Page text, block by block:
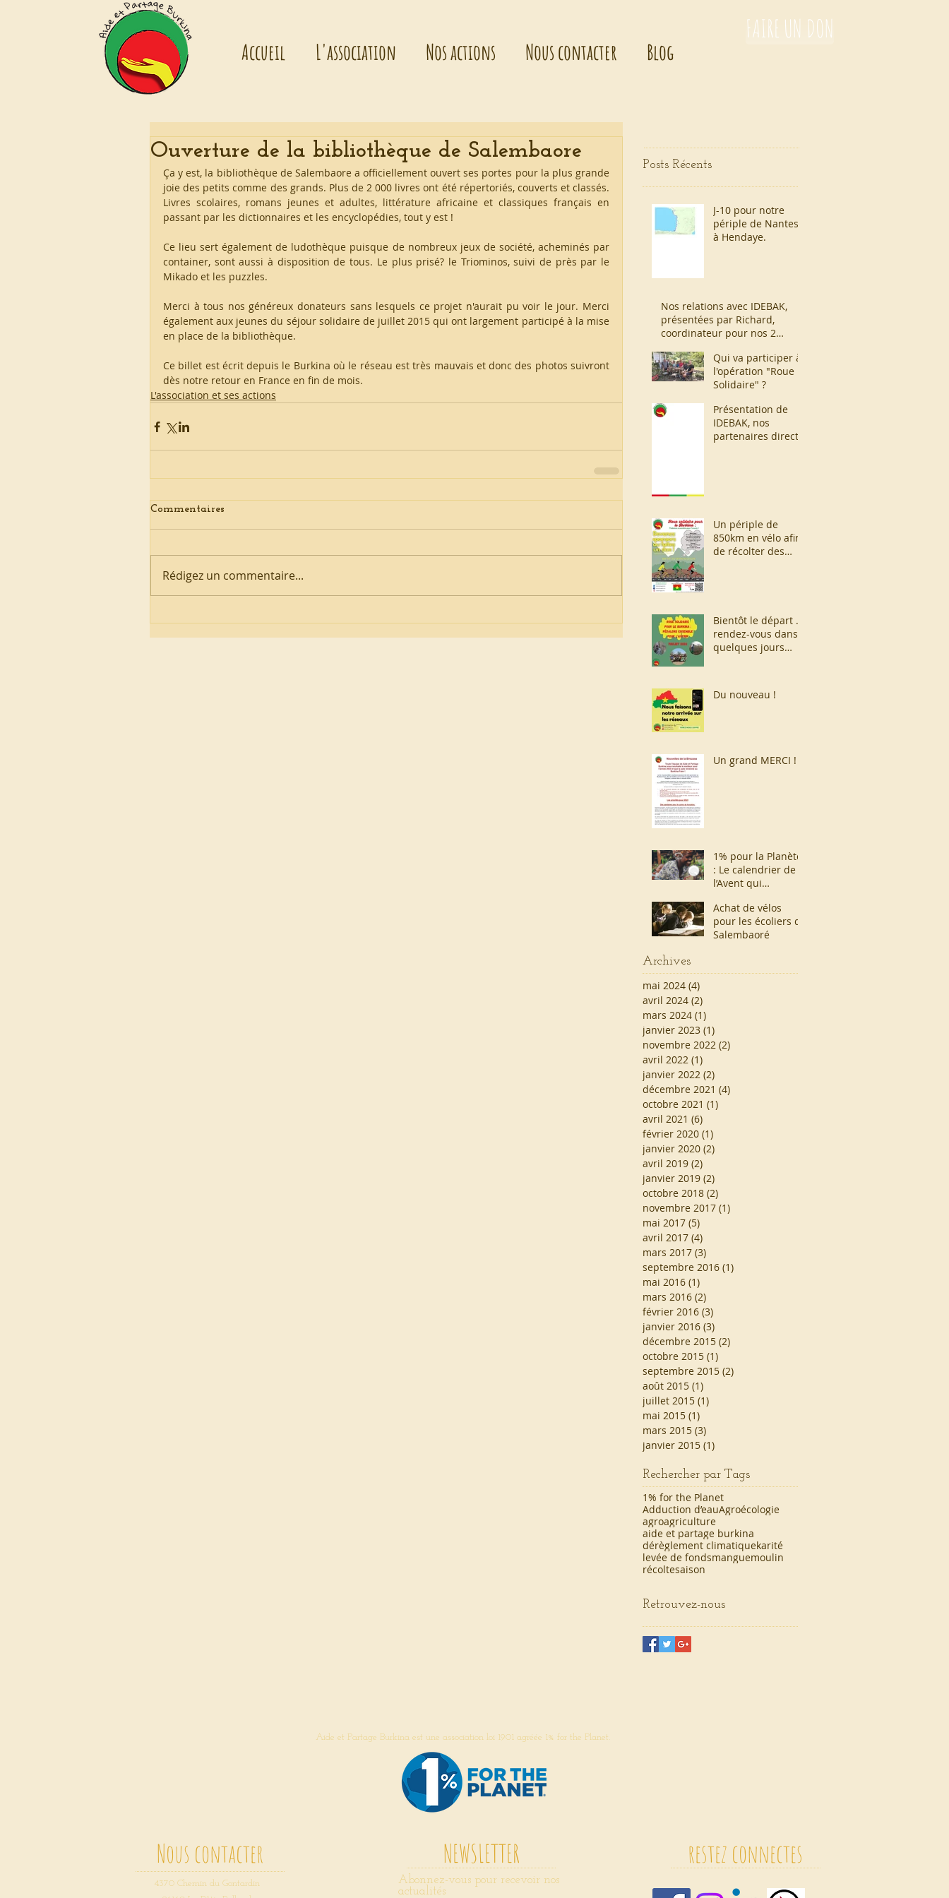
Accueil L'association Nos actions Nous contacter Blog
FAIRE UN DON
Ouverture de la bibliothèque de Salembaore
Ça y est, la bibliothèque de Salembaore a officiellement ouvert ses portes pour la plus grande
joie des petits comme des grands. Plus de 2 000 livres ont été répertoriés, couverts et classés.
Livres scolaires, romans jeunes et adultes, littérature africaine et classiques français en
passant par les dictionnaires et les encyclopédies, tout y est !
Ce lieu sert également de ludothèque puisque de nombreux jeux de société, acheminés par
container, sont aussi à disposition de tous. Le plus prisé? le Triominos, suivi de près par le
Mikado et les puzzles.
Merci à tous nos généreux donateurs sans lesquels ce projet n'aurait pu voir le jour. Merci
également aux jeunes du séjour solidaire de juillet 2015 qui ont largement participé à la mise
en place de la bibliothèque.
Ce billet est écrit depuis le Burkina où le réseau est très mauvais et donc des photos suivront
dès notre retour en France en fin de mois.
L'association et ses actions
Commentaires
Rédigez un commentaire...
Posts Récents
J-10 pour notre
périple de Nantes
à Hendaye.
Nos relations avec IDEBAK,
présentées par Richard,
coordinateur pour nos 2
Qui va participer à
l'opération "Roue
Solidaire" ?
Présentation de
IDEBAK, nos
partenaires directs,
Un périple de
850km en vélo afin
de récolter des
Bientôt le départ ...
rendez-vous dans
quelques jours
Du nouveau !
Un grand MERCI !
1% pour la Planète
: Le calendrier de
l’Avent qui
Achat de vélos
pour les écoliers de
Salembaoré
Archives
mai 2024 (4)
avril 2024 (2)
mars 2024 (1)
janvier 2023 (1)
novembre 2022 (2)
avril 2022 (1)
janvier 2022 (2)
décembre 2021 (4)
octobre 2021 (1)
avril 2021 (6)
février 2020 (1)
janvier 2020 (2)
avril 2019 (2)
janvier 2019 (2)
octobre 2018 (2)
novembre 2017 (1)
mai 2017 (5)
avril 2017 (4)
mars 2017 (3)
septembre 2016 (1)
mai 2016 (1)
mars 2016 (2)
février 2016 (3)
janvier 2016 (3)
décembre 2015 (2)
octobre 2015 (1)
septembre 2015 (2)
août 2015 (1)
juillet 2015 (1)
mai 2015 (1)
mars 2015 (3)
janvier 2015 (1)
Rechercher par Tags
1% for the Planet
Adduction d’eauAgroécologie
agroagriculture
aide et partage burkina
dérèglement climatiquekarité
levée de fondsmanguemoulin
récoltesaison
Retrouvez-nous
4370 Chemin du Gontardin
Nous contacter
Abonnez-vous pour recevoir nos
actualités
Aide et Partage Burkina est une association loi 1901 agréée 1% for the Planet.
NEWSLETTER restez connectes